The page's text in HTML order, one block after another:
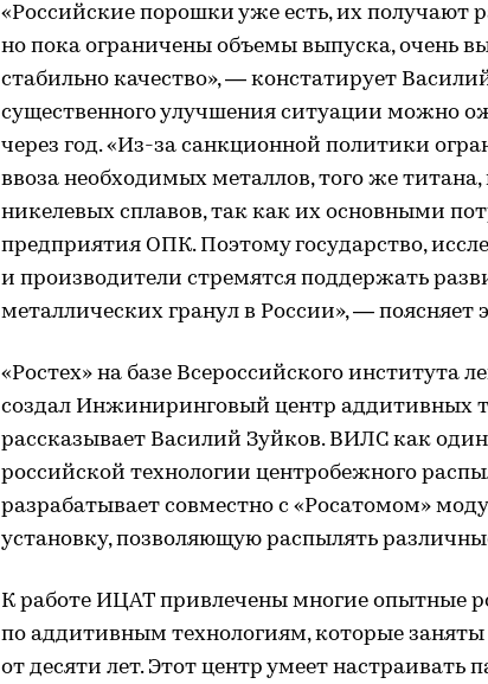
«Российские порошки уже есть, их получают
но пока ограничены объемы выпуска, очень
стабильно качество», — констатирует
существенного улучшения ситуации можно
через год. «Из-за санкционной политики
ввоза необходимых металлов, того же
никелевых сплавов, так как их основными
предприятия ОПК. Поэтому государство,
и производители стремятся поддержать
металлических гранул в России», — поясняет
«Ростех» на базе Всероссийского института
создал Инжиниринговый центр аддитивных
рассказывает Василий Зуйков. ВИЛС как
российской технологии центробежного
разрабатывает совместно с «Росатомом»
установку, позволяющую распылять
К работе ИЦАТ привлечены многие опытные
по аддитивным технологиям, которые заняты
от десяти лет. Этот центр умеет настраивать